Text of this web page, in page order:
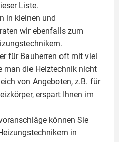
Liste.
in kleinen und
wir ebenfalls zum
für Bauherren oft mit viel
man die Heiztechnik nicht
von Angeboten, z.B. für
, erspart Ihnen im
können Sie
in